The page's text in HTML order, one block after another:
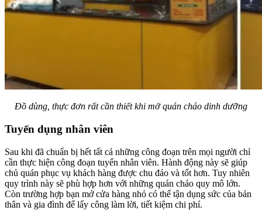
Đồ dùng, thực đơn rất cần thiết khi mở quán cháo dinh dưỡng
Tuyển dụng nhân viên
Sau khi đã chuẩn bị hết tất cả những công đoạn trên mọi người chỉ
cần thực hiện công đoạn tuyển nhân viên. Hành động này sẽ giúp
chủ quán phục vụ khách hàng được chu đáo và tốt hơn. Tuy nhiên
quy trình này sẽ phù hợp hơn với những quán cháo quy mô lớn.
Còn trường hợp bạn mở cửa hàng nhỏ có thể tận dụng sức của bản
thân và gia đình để lấy công làm lời, tiết kiệm chi phí.